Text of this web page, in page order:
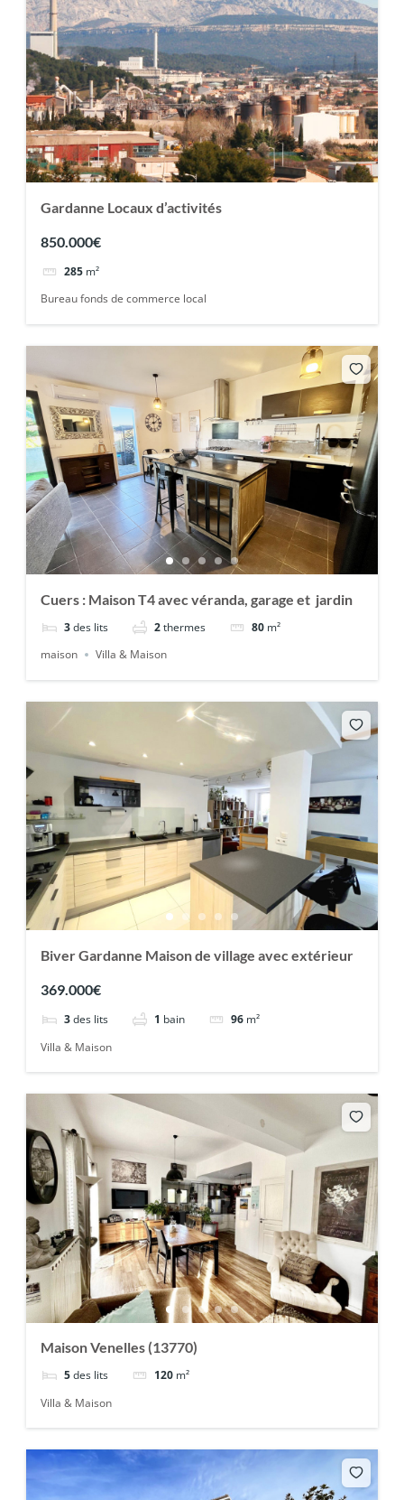
Gardanne Locaux d’activités
850.000€
285 m²
Bureau fonds de commerce local
Cuers : Maison T4 avec véranda, garage et jardin
3 des lits 2 thermes 80 m²
maison
Villa & Maison
Biver Gardanne Maison de village avec extérieur
369.000€
3 des lits 1 bain 96 m²
Villa & Maison
Maison Venelles (13770)
5 des lits 120 m²
Villa & Maison